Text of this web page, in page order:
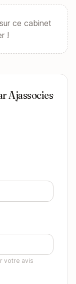
ce cabinet
!
Ajassocies
votre avis